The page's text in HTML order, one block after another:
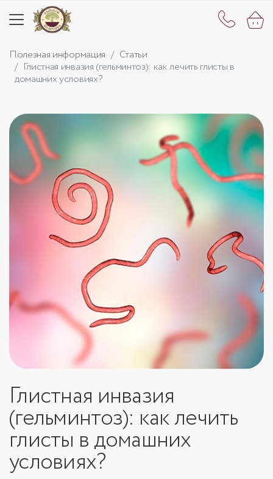
Полезная информация
Статьи
Глистная инвазия (гельминтоз): как лечить глисты в
домашних условиях?
Глистная инвазия
(гельминтоз): как лечить
глисты в домашних
условиях?